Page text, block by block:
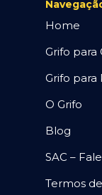
Home
Grifo para
Grifo para
O Grifo
Blog
SAC –
Termos